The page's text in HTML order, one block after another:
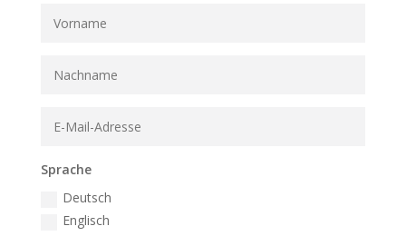
Sprache
Deutsch
Englisch